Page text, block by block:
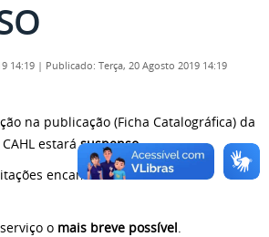
14:19 | Publicado: Terça, 20 Agosto 2019 14:19
na publicação (Ficha Catalográfica) da
estarásuspenso.
encaminhadas até o dia
o mais breve possível.